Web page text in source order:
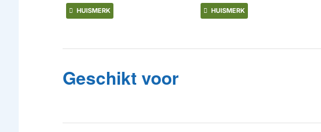
HUISMERK HUISMERK
Geschikt voor